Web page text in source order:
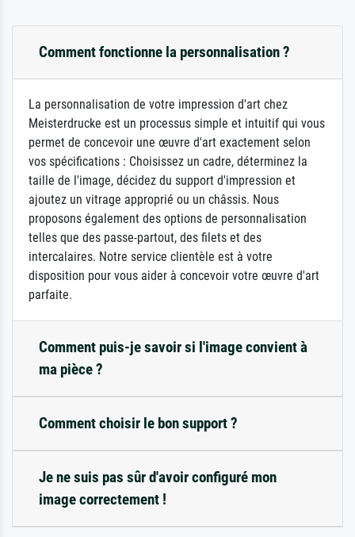
Comment fonctionne la personnalisation ?
La personnalisation de votre impression d'art chez
Meisterdrucke est un processus simple et intuitif qui vous
permet de concevoir une œuvre d'art exactement selon
vos spécifications : Choisissez un cadre, déterminez la
taille de l'image, décidez du support d'impression et
ajoutez un vitrage approprié ou un châssis. Nous
proposons également des options de personnalisation
telles que des passe-partout, des filets et des
intercalaires. Notre service clientèle est à votre
disposition pour vous aider à concevoir votre œuvre d'art
parfaite.
Comment puis-je savoir si l'image convient à
ma pièce ?
Comment choisir le bon support ?
Je ne suis pas sûr d'avoir configuré mon
image correctement !